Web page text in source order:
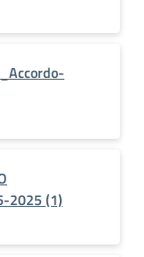
2025 (1)